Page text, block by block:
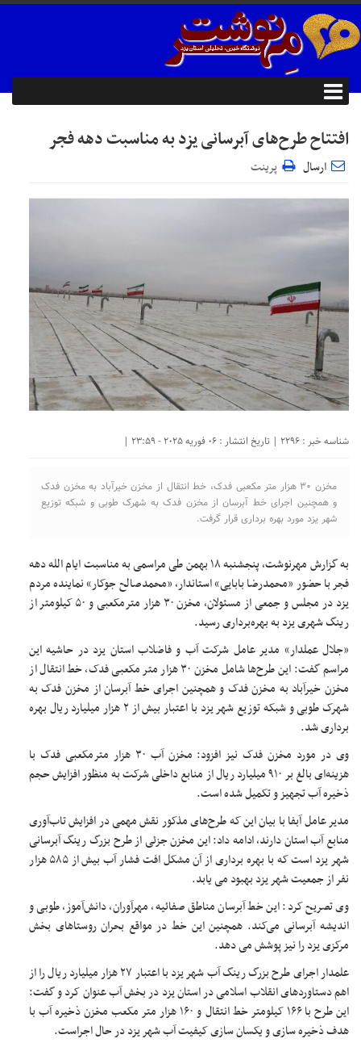
افتتاح طرح‌های آبرسانی یزد به مناسبت دهه فجر
ارسال پرینت
شناسه خبر : 2296 | تاریخ انتشار : 06 فوریه 2025 - 23:59 |
مخزن ۳۰ هزار متر مکعبی فدک، خط انتقال از مخزن خیرآباد به مخزن فدک
و همچنین اجرای خط آبرسان از مخزن فدک به شهرک طوبی و شبکه توزیع
شهر یزد مورد بهره برداری قرار گرفت.
به گزارش مهرنوشت، پنجشنبه ۱۸ بهمن طی مراسمی به مناسبت ایام الله دهه
فجر با حضور «محمدرضا بابایی» استاندار، «محمدصالح جوکار» نماینده مردم
یزد در مجلس و جمعی از مسئولان، مخزن ۳۰ هزار مترمکعبی و ۵۰ کیلومتر از
رینگ شهری یزد به بهره‌برداری رسید.
«جلال عملدار» مدیر عامل شرکت آب و فاضلاب استان یزد در حاشیه این
مراسم گفت: این طرح‌ها شامل مخزن ۳۰ هزار متر مکعبی فدک، خط انتقال از
مخزن خیرآباد به مخزن فدک و همچنین اجرای خط آبرسان از مخزن فدک به
شهرک طوبی و شبکه توزیع شهر یزد با اعتبار بیش از ۲ هزار میلیارد ریال بهره
برداری شد.
وی در مورد مخزن فدک نیز افزود: مخزن آب ۳۰ هزار مترمکعبی فدک با
هزینه‌ای بالغ بر ۹۱۰ میلیارد ریال از منابع داخلی شرکت به منظور افزایش حجم
ذخیره آب تجهیز و تکمیل شده است.
مدیر عامل آبفا با بیان این که طرح‌های مذکور نقش مهمی در افزایش تاب‌آوری
منابع آب استان دارند، ادامه داد: این مخزن جزئی از طرح بزرگ رینگ آبرسانی
شهر یزد است که با بهره برداری از آن مشکل افت فشار آب بیش از ۵۸۵ هزار
نفر از جمعیت شهر یزد بهبود می یابد.
وی تصریح کرد: این خط آبرسان مناطق صفائیه، مهرآوران، دانش‌آموز، طوبی و
اندیشه آبرسانی می‌کند. همچنین این خط در مواقع بحران روستاهای بخش
مرکزی یزد را نیز پوشش می دهد.
علمدار اجرای طرح بزرگ رینگ آب شهر یزد با اعتبار ۲۷ هزار میلیارد ریال را از
اهم دستاوردهای انقلاب اسلامی در استان یزد در بخش آب عنوان کرد و گفت:
این طرح با ۱۶۶ کیلومتر خط انتقال و ۱۶۰ هزار متر مکعب مخزن ذخیره آب با
هدف ذخیره سازی و یکسان سازی کیفیت آب شهر یزد در حال اجراست.